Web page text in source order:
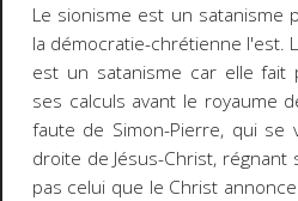
Le sionisme est un satanisme
la démocratie-chrétienne l'est.
est un satanisme car elle fait
ses calculs avant le royaume
faute de Simon-Pierre, qui
droite de Jésus-Christ,
pas celui que le Christ